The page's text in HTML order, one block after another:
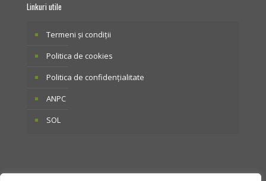
Linkuri utile
Termeni și condiții
Politica de cookies
Politica de confidențialitate
ANPC
SOL